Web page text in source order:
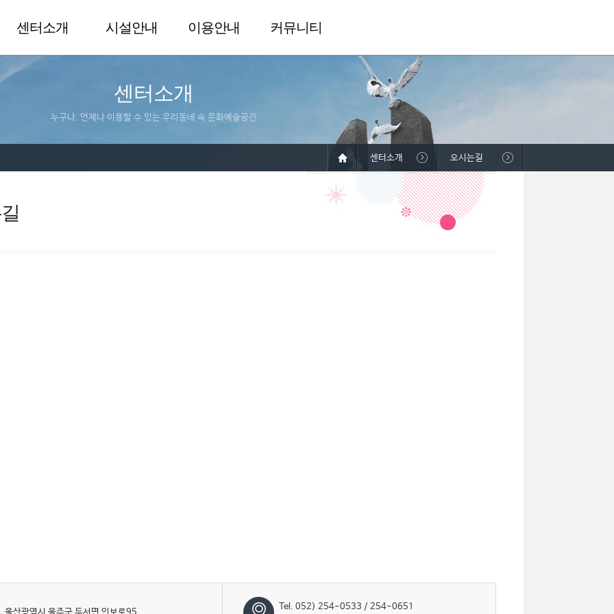
센터소개 시설안내 이용안내 커뮤니티
센터소개
누구나, 언제나 이용할 수 있는 우리동네 속 문화예술공간
센터소개 오시는길
Tel. 052) 254-0533 / 254-0651